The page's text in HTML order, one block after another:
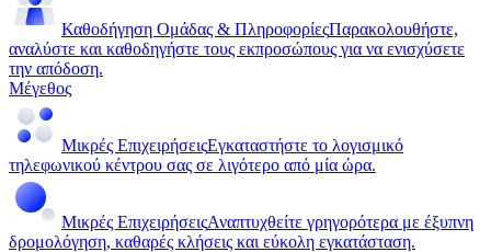
Καθοδήγηση Ομάδας & ΠληροφορίεςΠαρακολουθήστε,
αναλύστε και καθοδηγήστε τους εκπροσώπους για να ενισχύσετε
την απόδοση.
Μέγεθος
Μικρές ΕπιχειρήσειςΕγκαταστήστε το λογισμικό
τηλεφωνικού κέντρου σας σε λιγότερο από μία ώρα.
Μικρές ΕπιχειρήσειςΑναπτυχθείτε γρηγορότερα με έξυπνη
δρομολόγηση, καθαρές κλήσεις και εύκολη εγκατάσταση.